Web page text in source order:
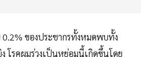
ของประชากรทั้งหมดพบทั้ง
โรคผมร่วงเป็นหย่อมนี้เกิดขึ้นโดย